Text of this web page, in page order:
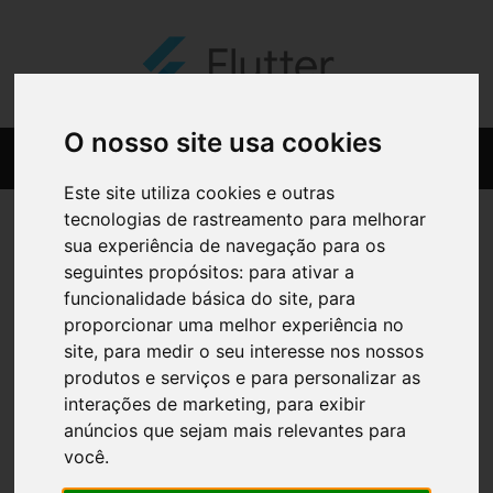
O nosso site usa cookies
Este site utiliza cookies e outras
tecnologias de rastreamento para melhorar
sua experiência de navegação para os
seguintes propósitos: para ativar a
funcionalidade básica do site, para
proporcionar uma melhor experiência no
site, para medir o seu interesse nos nossos
produtos e serviços e para personalizar as
interações de marketing, para exibir
anúncios que sejam mais relevantes para
você.